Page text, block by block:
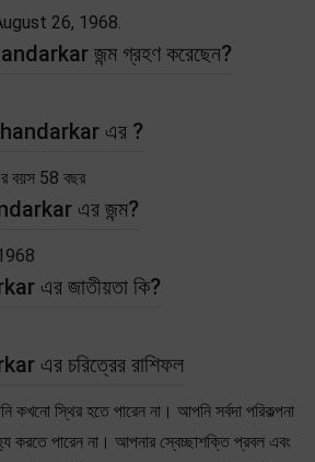
26, 1968.
জন্ম গ্রহণ করেছেন?
এর ?
বয়স 58 বছর
এর জন্ম?
এর জাতীয়তা কি?
এর চরিত্রের রাশিফল
স্থির হতে পারেন না। আপনি সর্বদা পরিকল্পনা
পারেন না। আপনার স্বেচ্ছাশক্তি প্রবল এবং